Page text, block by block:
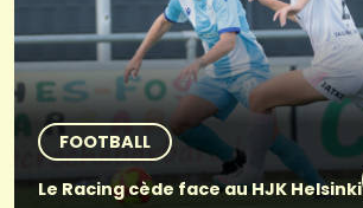
FOOTBALL
Le Racing cède face au HJK Helsinki